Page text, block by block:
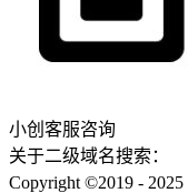
小创客服咨询
关于二级域名搜索：
Copyright ©2019 - 2025